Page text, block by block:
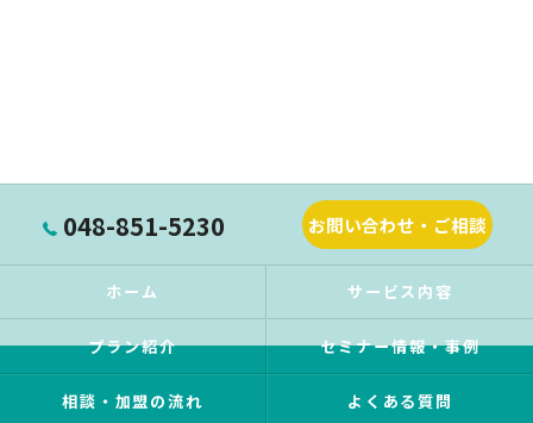
048-851-5230 お問い合わせ・ご相談
ホーム サービス内容
プラン紹介 セミナー情報・事例
相談・加盟の流れ よくある質問